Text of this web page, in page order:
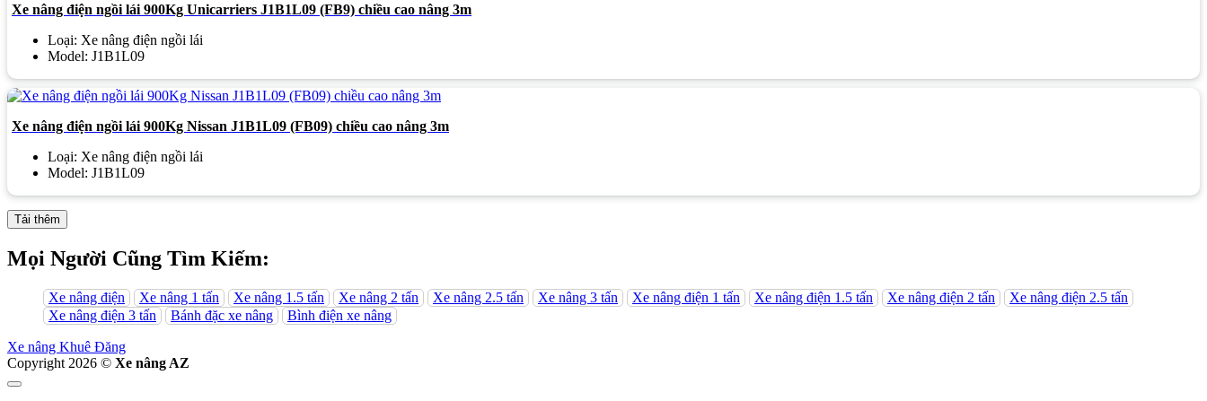
Xe nâng điện ngồi lái 900Kg Unicarriers J1B1L09 (FB9) chiều cao nâng 3m
Loại: Xe nâng điện ngồi lái
Model: J1B1L09
Xe nâng điện ngồi lái 900Kg Nissan J1B1L09 (FB09) chiều cao nâng 3m
Loại: Xe nâng điện ngồi lái
Model: J1B1L09
Tải thêm
Mọi Người Cũng Tìm Kiếm:
Xe nâng điện Xe nâng 1 tấn Xe nâng 1.5 tấn Xe nâng 2 tấn Xe nâng 2.5 tấn Xe nâng 3 tấn Xe nâng điện 1 tấn Xe nâng điện 1.5 tấn Xe nâng điện 2 tấn
Xe nâng điện 2.5 tấn
Xe nâng điện 3 tấn
Bánh đặc xe nâng Bình điện xe nâng
Xe nâng Khuê Đăng
Copyright 2026 © Xe nâng AZ